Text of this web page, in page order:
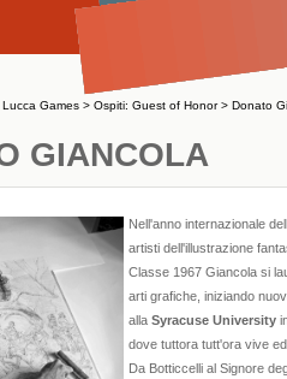
Lucca Games> Ospiti: Guest of Honor> Donato
GIANCOLA
Nell'anno internazionale
artisti dell'illustrazione
Classe 1967 Giancola si
arti grafiche, iniziando
alla Syracuse University
dove tuttora tutt'ora vive ed
Da Botticcelli al Signore